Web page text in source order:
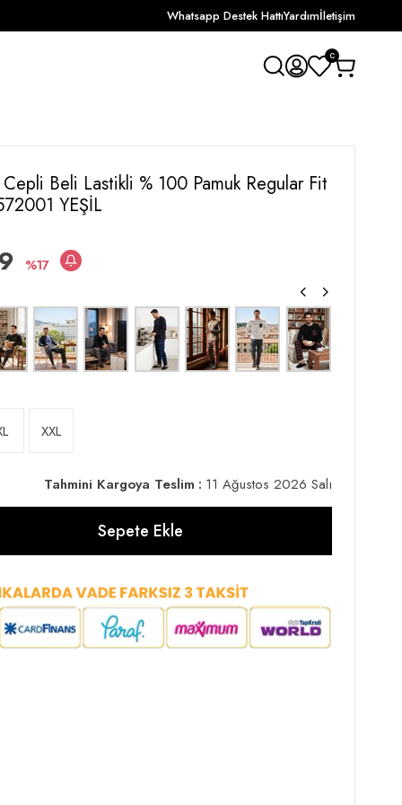
Whatsapp Destek HattıYardımİletişim
0
Beli Lastikli % 100 Pamuk Regular Fit
YEŞİL
17
XXL
Tahmini Kargoya Teslim : 11 Ağustos 2026 Salı